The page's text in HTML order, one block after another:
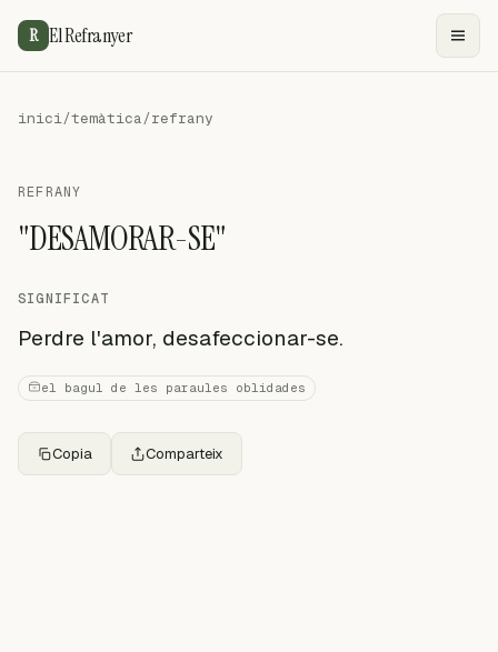
R El Refranyer
inici/temàtica/refrany
REFRANY
"DESAMORAR-SE"
SIGNIFICAT
Perdre l'amor, desafeccionar-se.
el bagul de les paraules oblidades
Copia Comparteix